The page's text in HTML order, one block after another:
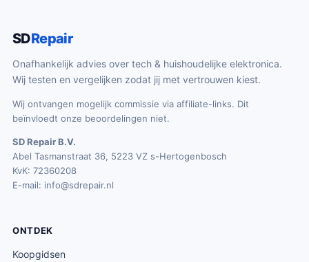
SDRepair
Onafhankelijk advies over tech & huishoudelijke elektronica.
Wij testen en vergelijken zodat jij met vertrouwen kiest.
Wij ontvangen mogelijk commissie via affiliate-links. Dit
beïnvloedt onze beoordelingen niet.
SD Repair B.V.
Abel Tasmanstraat 36, 5223 VZ s-Hertogenbosch
KvK: 72360208
E-mail: info@sdrepair.nl
ONTDEK
Koopgidsen